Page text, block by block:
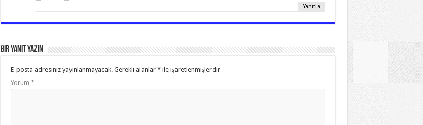
Yanıtla
Bir yanıt yazın
E-posta adresiniz yayınlanmayacak. Gerekli alanlar *ile işaretlenmişlerdir
Yorum *